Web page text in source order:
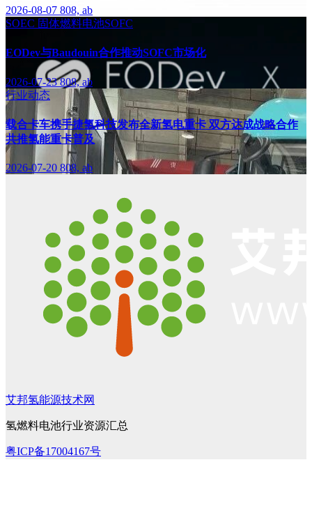
2026-08-07 808, ab
SOEC 固体燃料电池SOFC
EODev与Baudouin合作推动SOFC市场化
2026-07-23808, ab
行业动态
载合卡车携手捷氢科技发布全新氢电重卡 双方达成战略合作
共推氢能重卡普及
2026-07-20 808, ab
艾邦氢能源技术网
氢燃料电池行业资源汇总
粤ICP备17004167号